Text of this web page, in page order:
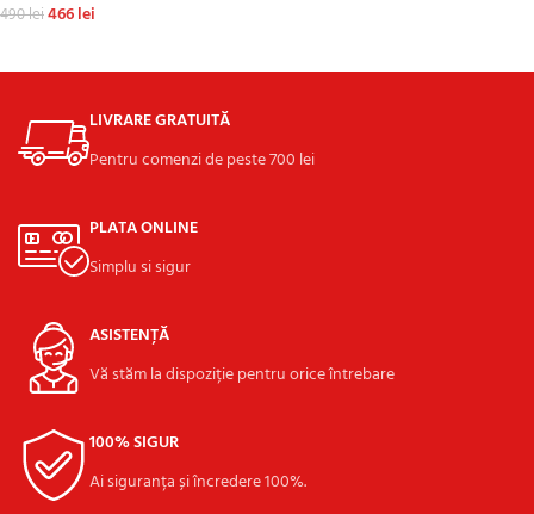
490lei466lei
LIVRARE GRATUITĂ
Pentru comenzi de peste 700 lei
PLATA ONLINE
Simplu si sigur
ASISTENȚĂ
Vă stăm la dispoziție pentru orice întrebare
100% SIGUR
Ai siguranța și încredere 100%.